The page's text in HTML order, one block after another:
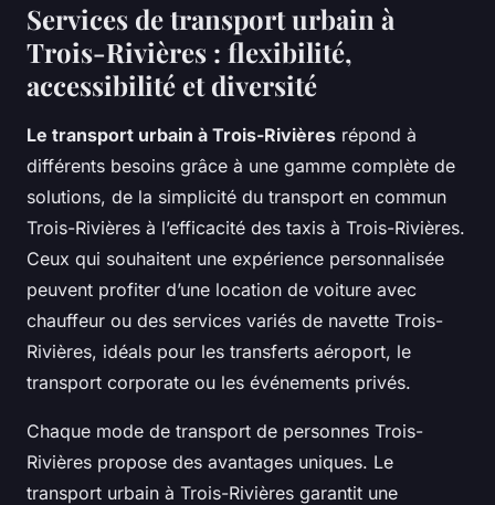
Services de transport urbain à
Trois-Rivières : flexibilité,
accessibilité et diversité
Le transport urbain à Trois-Rivières répond à
différents besoins grâce à une gamme complète de
solutions, de la simplicité du transport en commun
Trois-Rivières à l’efficacité des taxis à Trois-Rivières.
Ceux qui souhaitent une expérience personnalisée
peuvent profiter d’une location de voiture avec
chauffeur ou des services variés de navette Trois-
Rivières, idéals pour les transferts aéroport, le
transport corporate ou les événements privés.
Chaque mode de transport de personnes Trois-
Rivières propose des avantages uniques. Le
transport urbain à Trois-Rivières garantit une